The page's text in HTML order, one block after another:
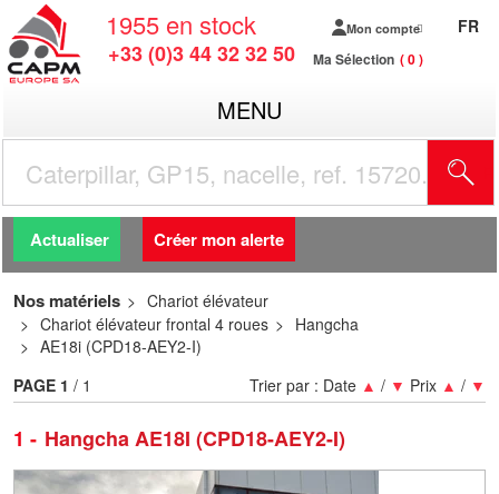
1955 en stock
+33 (0)3 44 32 32 50
Mon compte
Ma Sélection 0
FR
MENU
Actualiser Créer mon alerte
Nos matériels
Chariot élévateur
Chariot élévateur frontal 4 roues
Hangcha
AE18i (CPD18-AEY2-I)
1 Hangcha AE18I (CPD18-AEY2-I)
Trier par : Date ▲ / ▼ Prix ▲ / ▼
PAGE 1 / 1